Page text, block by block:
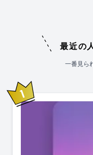
最近の
一番見ら
1位